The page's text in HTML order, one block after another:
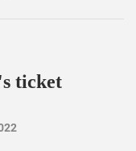
ticket